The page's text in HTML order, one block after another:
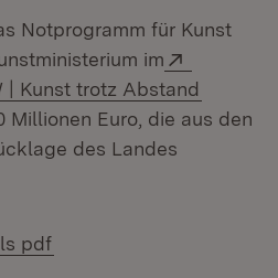
Notprogramm für Kunst
im
| Kunst trotz Abstand
Euro, die aus den
des Landes
pdf